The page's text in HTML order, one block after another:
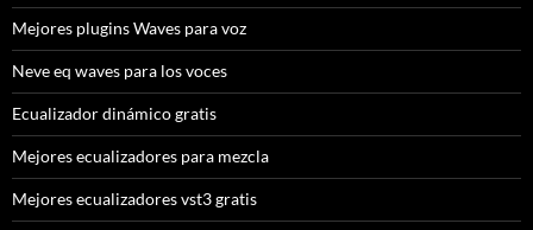
Mejores plugins Waves para voz
Neve eq waves para los voces
Ecualizador dinámico gratis
Mejores ecualizadores para mezcla
Mejores ecualizadores vst3 gratis